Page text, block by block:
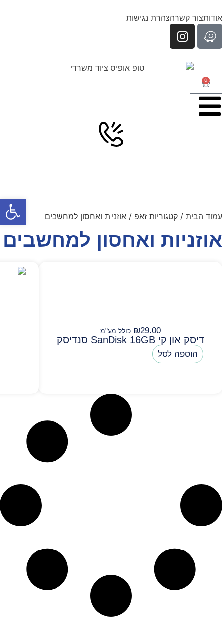
אודותצור קשרהצהרת נגישות
0
עמוד הבית / קטגוריות זאפ / אוזניות ואחסון למחשבים
אוזניות ואחסון למחשבים
₪29.00 כולל מע"מ
דיסק און קי SanDisk 16GB סנדיסק
הוספה לסל
פתח